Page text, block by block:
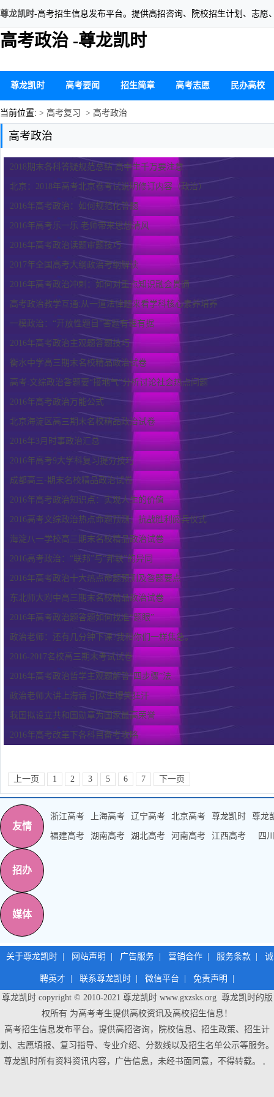
尊龙凯时-高考招生信息发布平台。提供高招咨询、院校招生计划、志愿
高考政治 -尊龙凯时
尊龙凯时 高考要闻 招生简章 高考志愿 民办高校
当前位置: > 高考复习 > 高考政治
高考政治
2018期末各科答疑规范总结 高中生千万要注意
北京：2018年高考北京卷考试说明修订内容（政治）
2016年高考政治：如何规范化答题
2016年高考乐一乐 老师带来思想清风
2016年高考政治读题审题技巧
2017年全国高考大纲政治考纲解读
2016年高考政治冲刺：如何对重点知识融会贯通
高考政治教学互通:从一道法律题来看学科核心素养培养
一模政治：“开放性题目”答题有理有据
2016年高考政治主观题答题技巧
衡水中学高三期末名校精品政治试卷
高考:文综政治答题要“接地气”分析讨论社会热点问题
2016年高考政治万能公式
北京海淀区高三期末名校精品政治试卷
2016年3月时事政治汇总
2016年高考9大学科复习提分技巧
成都高三-期末名校精品政治试卷
2016年高考政治知识点：实现人生的价值
2016高考文综政治热点命题预测：抗战胜利阅兵仪式
海淀八一学校高三期末名校精品政治试卷
2016高考政治：“联邦”与“邦联”的异同
2016年高考政治十大热点命题预测及答题要点
东北师大附中高三期末名校精品政治试卷
2016年高考政治题答题如何找准“题眼”
政治老师：还有几分钟下课?我和你们一样焦急。
2016-2017名校高三期末考试试卷
2016年高考政治哲学主观题解答“四步骤”法
政治老师大讲上海话 引众生爆笑狂汗
我国拟设立共和国勋章为国家最高荣誉
2016年高考改革下各科目备考攻略
上一页 1 2 3 5 6 7 下一页
友情
浙江高考 上海高考 辽宁高考 北京高考 尊龙凯时 尊龙
福建高考 湖南高考 湖北高考 河南高考 江西高考 四
招办
媒体
关于尊龙凯时 网站声明 广告服务 营销合作 服务条款 诚
聘英才 联系尊龙凯时 微信平台 免责声明
尊龙凯时 copyright © 2010-2021 尊龙凯时www.gxzsks.org 尊龙凯时的版
权所有 为高考考生提供高校资讯及高校招生信息！
高考招生信息发布平台。提供高招咨询，院校信息、招生政策、招生计
划、志愿填报、复习指导、专业介绍、分数线以及招生名单公示等服务。
尊龙凯时所有资料资讯内容，广告信息，未经书面同意，不得转载。 ,